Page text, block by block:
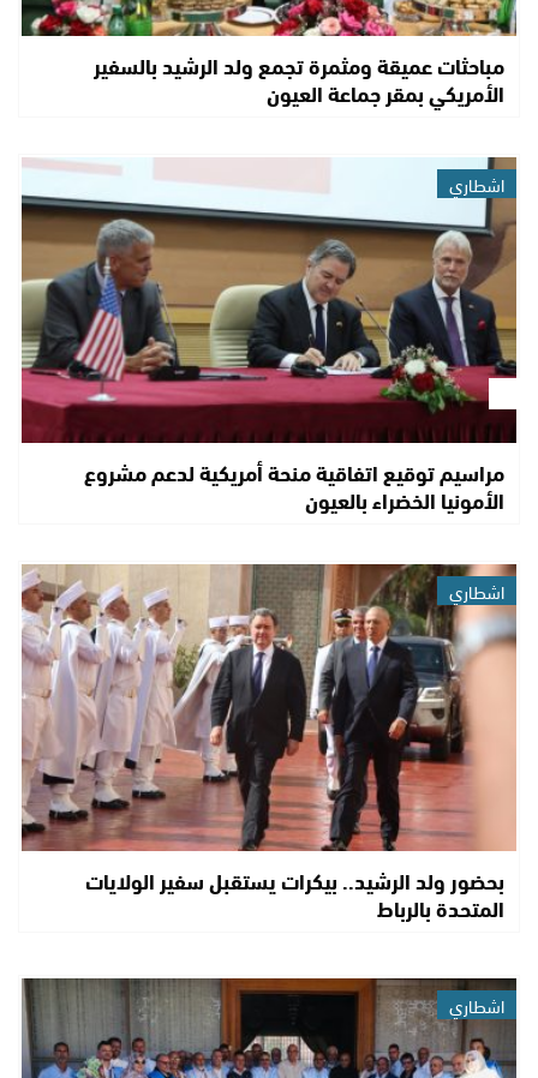
مباحثات عميقة ومثمرة تجمع ولد الرشيد بالسفير
الأمريكي بمقر جماعة العيون
اشطاري
مراسيم توقيع اتفاقية منحة أمريكية لدعم مشروع
الأمونيا الخضراء بالعيون
اشطاري
بحضور ولد الرشيد.. بيكرات يستقبل سفير الولايات
المتحدة بالرباط
اشطاري